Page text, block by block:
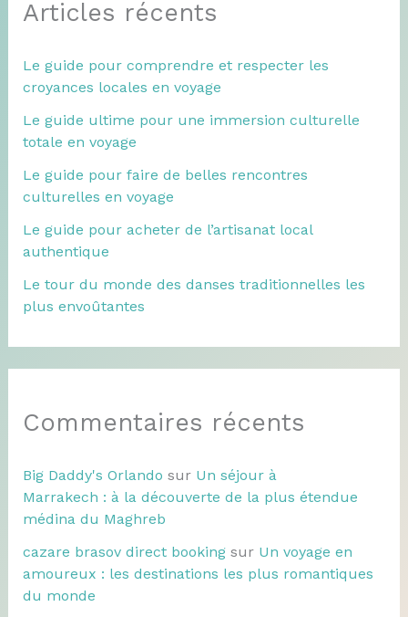
Articles récents
Le guide pour comprendre et respecter les
croyances locales en voyage
Le guide ultime pour une immersion culturelle
totale en voyage
Le guide pour faire de belles rencontres
culturelles en voyage
Le guide pour acheter de l’artisanat local
authentique
Le tour du monde des danses traditionnelles les
plus envoûtantes
Commentaires récents
Big Daddy's Orlando sur Un séjour à
Marrakech : à la découverte de la plus étendue
médina du Maghreb
cazare brasov direct bookingsur Un voyage en
amoureux : les destinations les plus romantiques
du monde